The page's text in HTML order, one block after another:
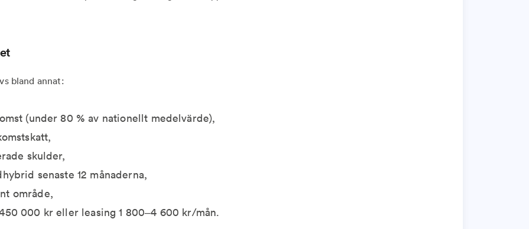
bland annat:
(under 80 % av nationellt medelvärde),
skulder,
senaste 12 månaderna,
område,
000 kr eller leasing 1 800–4 600 kr/mån.